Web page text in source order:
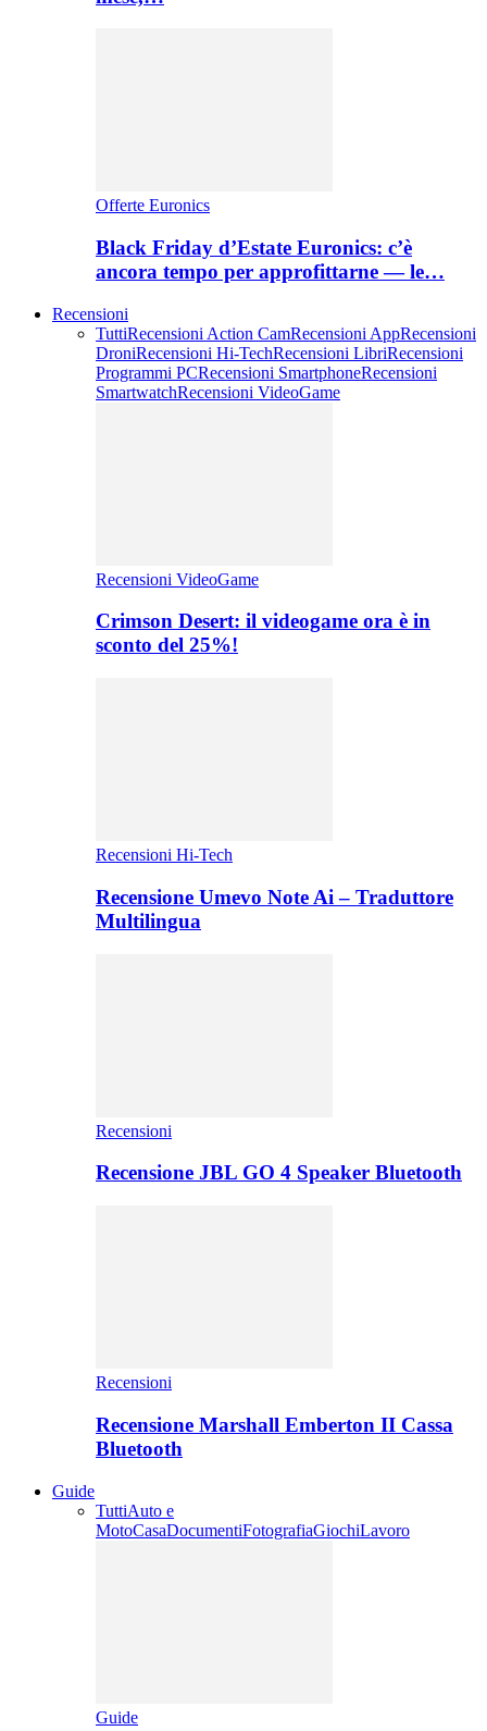
Offerte Euronics
Black Friday d’Estate Euronics: c’è
ancora tempo per approfittarne — le…
Recensioni
TuttiRecensioni Action CamRecensioni AppRecensioni
DroniRecensioni Hi-TechRecensioni LibriRecensioni
Programmi PCRecensioni SmartphoneRecensioni
SmartwatchRecensioni VideoGame
Recensioni VideoGame
Crimson Desert: il videogame ora è in
sconto del 25%!
Recensioni Hi-Tech
Recensione Umevo Note Ai – Traduttore
Multilingua
Recensioni
Recensione JBL GO 4 Speaker Bluetooth
Recensioni
Recensione Marshall Emberton II Cassa
Bluetooth
Guide
TuttiAuto e
MotoCasaDocumentiFotografiaGiochiLavoro
Guide